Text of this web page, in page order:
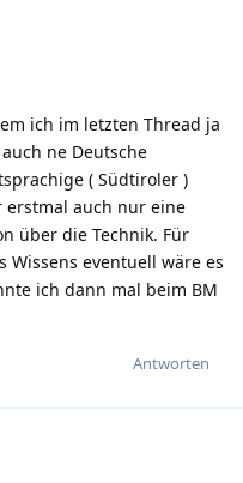
ich im letzten Thread ja
ne Deutsche
( Südtiroler )
erstmal auch nur eine
über die Technik. Für
Wissens eventuell wäre es
ich dann mal beim BM
Antworten